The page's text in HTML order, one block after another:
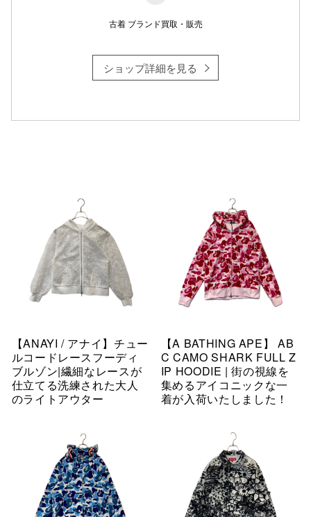
古着 ブランド買取・販売
ショップ詳細を見る
【ANAYI / アナイ】チュー
ルコードレースフーディ
ブルゾン|繊細なレースが
仕立てる洗練された大人
のライトアウター
【A BATHING APE】 AB
C CAMO SHARK FULL Z
IP HOODIE | 街の視線を
集めるアイコニックな一
着が入荷いたしました！